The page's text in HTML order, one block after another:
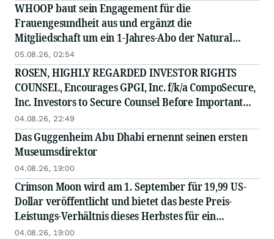
WHOOP baut sein Engagement für die
Frauengesundheit aus und ergänzt die
Mitgliedschaft um ein 1-Jahres-Abo der Natural
Cycles°-App
05.08.26, 02:54
ROSEN, HIGHLY REGARDED INVESTOR RIGHTS
COUNSEL, Encourages GPGI, Inc. f/k/a CompoSecure,
Inc. Investors to Secure Counsel Before Important
Deadline in Securities Class Action - GPGI, CMPO
04.08.26, 22:49
Das Guggenheim Abu Dhabi ernennt seinen ersten
Museumsdirektor
04.08.26, 19:00
Crimson Moon wird am 1. September für 19,99 US-
Dollar veröffentlicht und bietet das beste Preis-
Leistungs-Verhältnis dieses Herbstes für ein
höllisches Action-RPG - allein oder zu zweit
04.08.26, 19:00